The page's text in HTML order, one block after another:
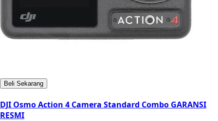
Beli Sekarang
DJI Osmo Action 4 Camera Standard Combo GARANSI
RESMI